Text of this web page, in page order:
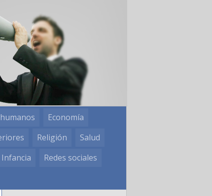
Economía
Religión
Salud
Infancia
Redes sociales